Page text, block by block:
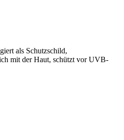
als Schutzschild,
mit der Haut, schützt vor UVB-